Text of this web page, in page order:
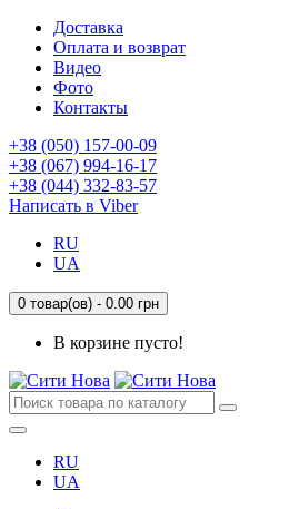
Доставка
Оплата и возврат
Видео
Фото
Контакты
+38 (050) 157-00-09
+38 (067) 994-16-17
+38 (044) 332-83-57
Написать в Viber
RU
UA
0 товар(ов) - 0.00 грн
В корзине пусто!
RU
UA